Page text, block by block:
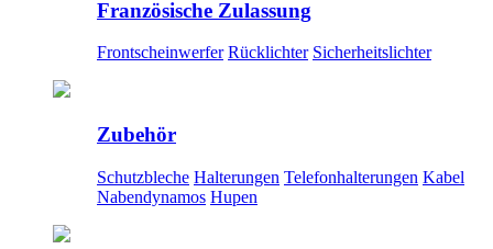
Französische Zulassung
Frontscheinwerfer Rücklichter Sicherheitslichter
Zubehör
Schutzbleche Halterungen Telefonhalterungen Kabel
Nabendynamos Hupen